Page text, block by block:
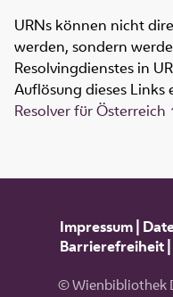
URNs können nicht
werden, sondern
Resolvingdienstes in
Auflösung dieses
Resolver für Österreich
Impressum|
Barrierefreiheit|
© Wienbibliothek